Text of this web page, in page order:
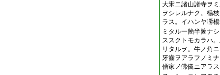
大宋ニ諸山諸寺ヲ
ヲシレルナク。楊
ラス。イハンヤ嚼
ミタル一箇半箇ナ
ススクトモカラハ
リタルヲ。牛ノ角
牙齒ヲアラフノミ
僧家ノ佛儀ニアラ